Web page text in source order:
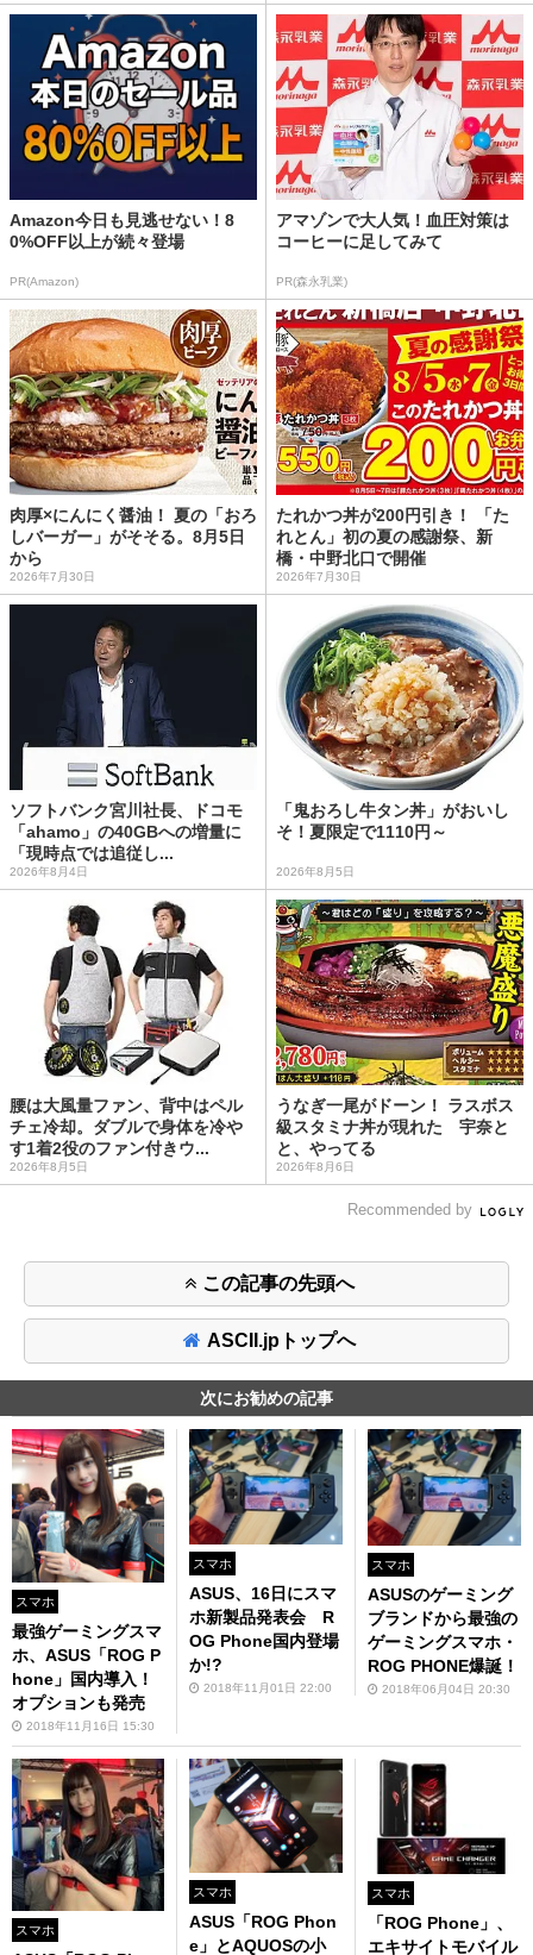
Amazon今日も見逃せない！8
0%OFF以上が続々登場
PR(Amazon)
アマゾンで大人気！血圧対策は
コーヒーに足してみて
PR(森永乳業)
肉厚×にんにく醤油！ 夏の「おろ
しバーガー」がそそる。8月5日
から
2026年7月30日
たれかつ丼が200円引き！ 「た
れとん」初の夏の感謝祭、新
橋・中野北口で開催
2026年7月30日
ソフトバンク宮川社長、ドコモ
「ahamo」の40GBへの増量に
「現時点では追従し...
2026年8月4日
「鬼おろし牛タン丼」がおいし
そ！夏限定で1110円～
2026年8月5日
腰は大風量ファン、背中はペル
チェ冷却。ダブルで身体を冷や
す1着2役のファン付きウ...
2026年8月5日
うなぎ一尾がドーン！ ラスボス
級スタミナ丼が現れた 宇奈と
と、やってる
2026年8月6日
Recommended by
この記事の先頭へ
ASCII.jpトップへ
次にお勧めの記事
スマホ
最強ゲーミングスマ
ホ、ASUS「ROG P
hone」国内導入！
オプションも発売
2018年11月16日 15:30
スマホ
ASUS、16日にスマ
ホ新製品発表会 R
OG Phone国内登場
か!?
2018年11月01日 22:00
スマホ
ASUSのゲーミング
ブランドから最強の
ゲーミングスマホ・
ROG PHONE爆誕！
2018年06月04日 20:30
スマホ
スマホ
ASUS「ROG Phon
e」とAQUOSの小
スマホ
「ROG Phone」、
エキサイトモバイル